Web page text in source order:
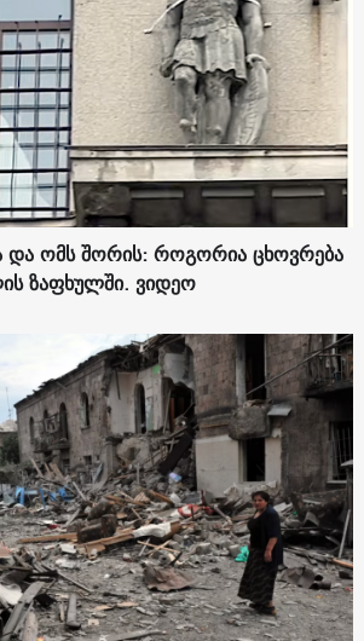
და ომს შორის: როგორია ცხოვრება
ზაფხულში. ვიდეო